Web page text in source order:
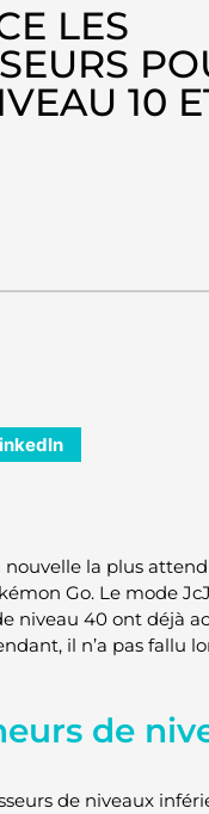
LES
10
la plus
Go. Le mode
niveau 40 ont déjà
il n’a pas fallu
de
de niveaux